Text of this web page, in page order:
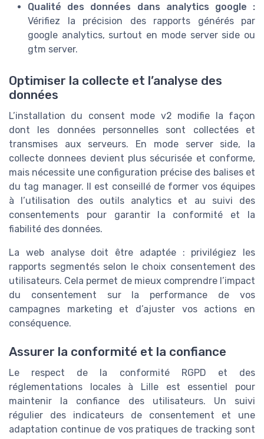
Qualité des données dans analytics google :
Vérifiez la précision des rapports générés par
google analytics, surtout en mode server side ou
gtm server.
Optimiser la collecte et l’analyse des
données
L’installation du consent mode v2 modifie la façon
dont les données personnelles sont collectées et
transmises aux serveurs. En mode server side, la
collecte donnees devient plus sécurisée et conforme,
mais nécessite une configuration précise des balises et
du tag manager. Il est conseillé de former vos équipes
à l’utilisation des outils analytics et au suivi des
consentements pour garantir la conformité et la
fiabilité des données.
La web analyse doit être adaptée : privilégiez les
rapports segmentés selon le choix consentement des
utilisateurs. Cela permet de mieux comprendre l’impact
du consentement sur la performance de vos
campagnes marketing et d’ajuster vos actions en
conséquence.
Assurer la conformité et la confiance
Le respect de la conformité RGPD et des
réglementations locales à Lille est essentiel pour
maintenir la confiance des utilisateurs. Un suivi
régulier des indicateurs de consentement et une
adaptation continue de vos pratiques de tracking sont